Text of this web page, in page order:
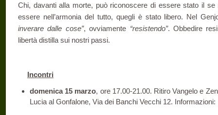
Chi, davanti alla morte, può riconoscere di essere stato il
essere nell’armonia del tutto, quegli è stato libero. Nel
inverare dalle cose”, ovviamente “resistendo”. Obbedire
libertà distilla sui nostri passi.
Incontri
domenica 15 marzo, ore 17.00-21.00. Ritiro Vangelo e
Lucia al Gonfalone, Via dei Banchi Vecchi 12.